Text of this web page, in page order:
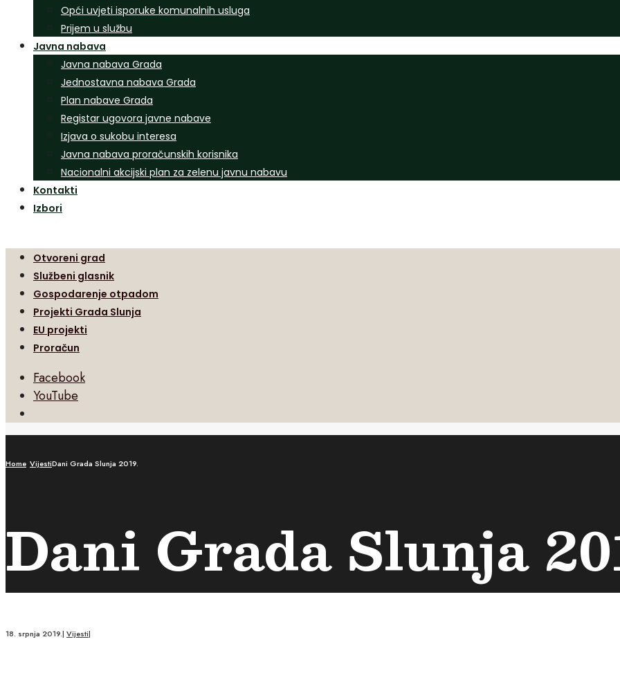
Opći uvjeti isporuke komunalnih usluga
Prijem u službu
Javna nabava
Javna nabava Grada
Jednostavna nabava Grada
Plan nabave Grada
Registar ugovora javne nabave
Izjava o sukobu interesa
Javna nabava proračunskih korisnika
Nacionalni akcijski plan za zelenu javnu nabavu
Kontakti
Izbori
Otvoreni grad
Službeni glasnik
Gospodarenje otpadom
Projekti Grada Slunja
EU projekti
Proračun
Facebook
YouTube
Search
Home VijestiDani Grada Slunja 2019.
Dani Grada Slunja
18. srpnja 2019.| Vijesti|